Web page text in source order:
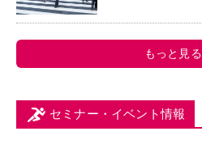
もっと見る
セミナー・イベント情報